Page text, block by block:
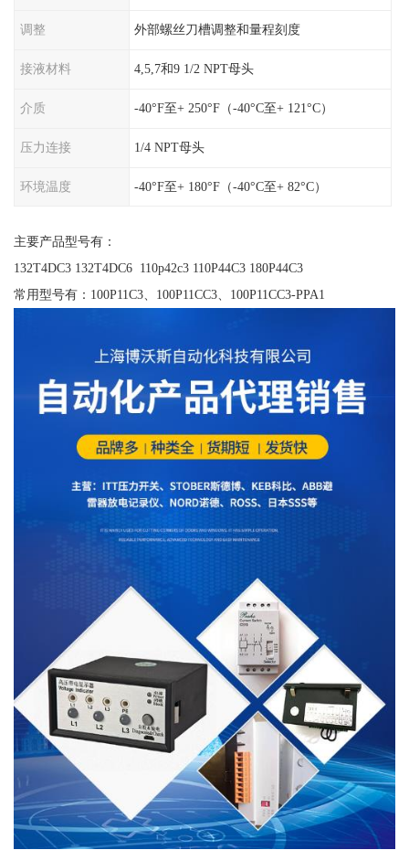
调整 外部螺丝刀槽调整和量程刻度
接液材料 4,5,7和9 1/2 NPT母头
介质 -40°F至+ 250°F（-40°C至+ 121°C）
压力连接 1/4 NPT母头
环境温度 -40°F至+ 180°F（-40°C至+ 82°C）
主要产品型号有：
132T4DC3 132T4DC6 110p42c3 110P44C3 180P44C3
常用型号有：100P11C3、100P11CC3、100P11CC3-PPA1